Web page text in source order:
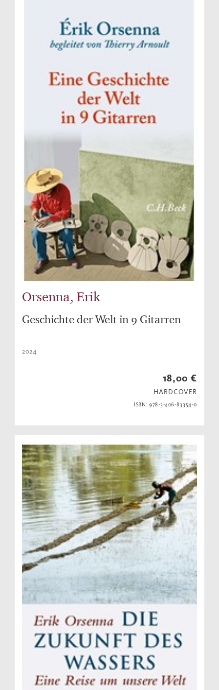
Orsenna, Erik
Geschichte der Welt in 9 Gitarren
2024
18,00 €
HARDCOVER
ISBN: 978-3-406-83354-0